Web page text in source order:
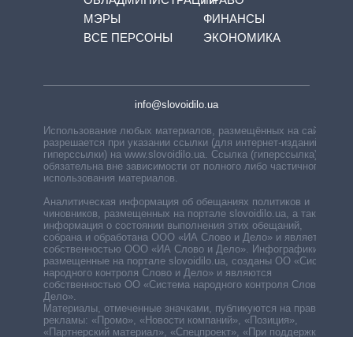
МЭРЫ
ВСЕ ПЕРСОНЫ
ФИНАНСЫ
ЭКОНОМИКА
info@slovoidilo.ua
Использование любых материалов, размещённых на сайте,
разрешается при указании ссылки (для интернет-изданий —
гиперссылки) на www.slovoidilo.ua. Ссылка (гиперссылка)
обязательна вне зависимости от полного либо частичного
использования материалов.
Аналитическая информация об обещаниях политиков и
чиновников, размещенных на портале slovoidilo.ua, а также
информация о состоянии выполнения этих обещаний,
собрана и обработана ООО «ИА Слово и Дело» и является
собственностью ООО «ИА Слово и Дело». Инфографики,
размещенные на портале slovoidilo.ua, созданы ОО «Система
народного контроля Слово и Дело» и являются
собственностью ОО «Система народного контроля Слово и
Дело».
Материалы, отмеченные значками, публикуются на правах
рекламы: «Промо», «Новости компаний», «Позиция»,
«Партнерский материал», «Спецпроект», «При поддержке».